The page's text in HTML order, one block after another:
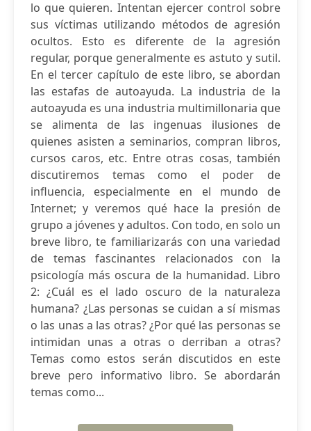
lo que quieren. Intentan ejercer control sobre
sus víctimas utilizando métodos de agresión
ocultos. Esto es diferente de la agresión
regular, porque generalmente es astuto y sutil.
En el tercer capítulo de este libro, se abordan
las estafas de autoayuda. La industria de la
autoayuda es una industria multimillonaria que
se alimenta de las ingenuas ilusiones de
quienes asisten a seminarios, compran libros,
cursos caros, etc. Entre otras cosas, también
discutiremos temas como el poder de
influencia, especialmente en el mundo de
Internet; y veremos qué hace la presión de
grupo a jóvenes y adultos. Con todo, en solo un
breve libro, te familiarizarás con una variedad
de temas fascinantes relacionados con la
psicología más oscura de la humanidad. Libro
2: ¿Cuál es el lado oscuro de la naturaleza
humana? ¿Las personas se cuidan a sí mismas
o las unas a las otras? ¿Por qué las personas se
intimidan unas a otras o derriban a otras?
Temas como estos serán discutidos en este
breve pero informativo libro. Se abordarán
temas como...